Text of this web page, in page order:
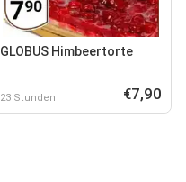
GLOBUS Himbeertorte
23 Stunden €7,90